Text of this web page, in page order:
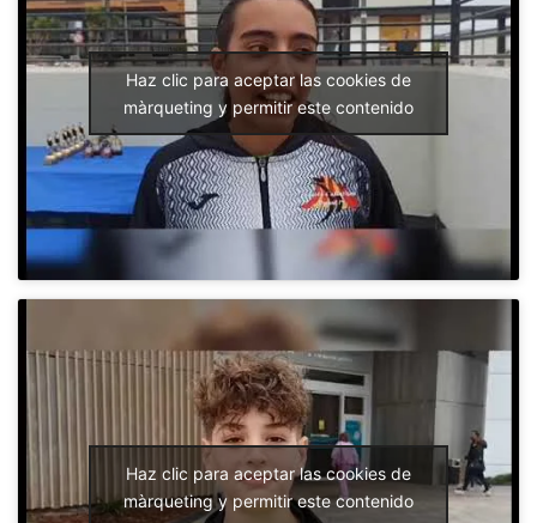
Haz clic para aceptar las cookies de
màrqueting y permitir este contenido
Haz clic para aceptar las cookies de
màrqueting y permitir este contenido